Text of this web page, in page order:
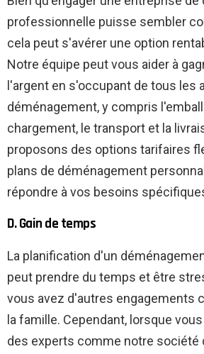
professionnelle puisse sembler
cela peut s'avérer une option
Notre équipe peut vous aider à
l'argent en s'occupant de tous les
déménagement, y compris
chargement, le transport et la
proposons des options tarifaires
plans de déménagement
répondre à vos besoins
D. Gain de temps
La planification d'un
peut prendre du temps et être
vous avez d'autres engagements
la famille. Cependant, lorsque
des experts comme notre société